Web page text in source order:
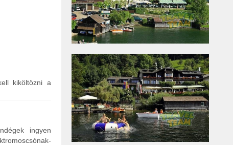
kiköltözni a
ingyen